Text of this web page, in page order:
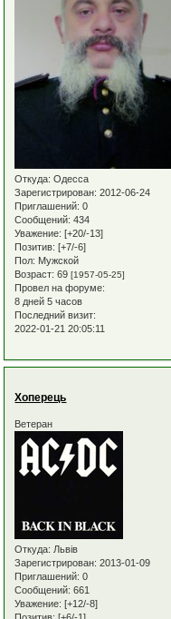
Откуда: Одесса
Зарегистрирован: 2012-06-24
Приглашений: 0
Сообщений: 434
Уважение: [+20/-13]
Позитив: [+7/-6]
Пол: Мужской
Возраст: 69[1957-05-25]
Провел на форуме:
8 дней 5 часов
Последний визит:
2022-01-21 20:05:11
Хоперець
Ветеран
Откуда: Львів
Зарегистрирован: 2013-01-09
Приглашений: 0
Сообщений: 661
Уважение: [+12/-8]